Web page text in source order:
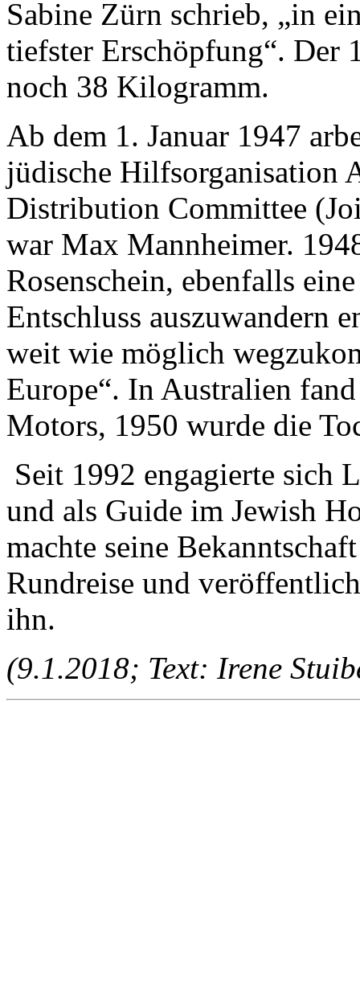
Sabine Zürn schrieb, „in
tiefster Erschöpfung“. Der
noch 38 Kilogramm.
Ab dem 1. Januar 1947
jüdische Hilfsorganisation
Distribution Committee
war Max Mannheimer.
Rosenschein, ebenfalls
Entschluss auszuwandern
weit wie möglich
Europe“. In Australien
Motors, 1950 wurde die
Seit 1992 engagierte sich
und als Guide im Jewish
machte seine
Rundreise und
ihn.
(9.1.2018; Text: Irene